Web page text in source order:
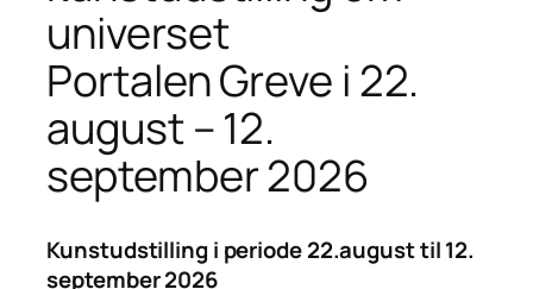
universet
Portalen Greve i 22.
august – 12.
september 2026
Kunstudstilling i periode 22.august til 12.
september 2026